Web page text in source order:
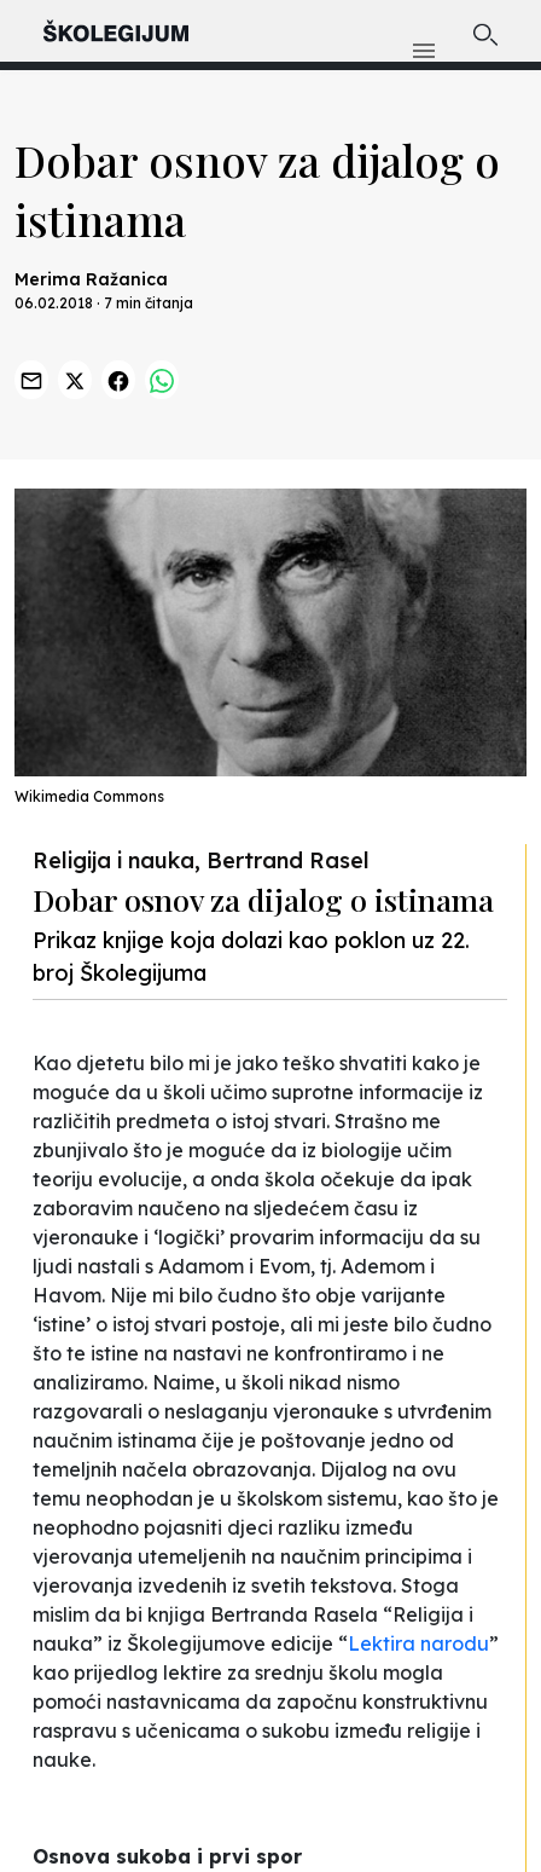
Dobar osnov za dijalog o
istinama
Merima Ražanica
06.02.2018 · 7 min čitanja
Wikimedia Commons
Religija i nauka, Bertrand Rasel
Dobar osnov za dijalog o istinama
Prikaz knjige koja dolazi kao poklon uz 22.
broj Školegijuma
Kao djetetu bilo mi je jako teško shvatiti kako je
moguće da u školi učimo suprotne informacije iz
različitih predmeta o istoj stvari. Strašno me
zbunjivalo što je moguće da iz biologije učim
teoriju evolucije, a onda škola očekuje da ipak
zaboravim naučeno na sljedećem času iz
vjeronauke i ‘logički’ provarim informaciju da su
ljudi nastali s Adamom i Evom, tj. Ademom i
Havom. Nije mi bilo čudno što obje varijante
‘istine’ o istoj stvari postoje, ali mi jeste bilo čudno
što te istine na nastavi ne konfrontiramo i ne
analiziramo. Naime, u školi nikad nismo
razgovarali o neslaganju vjeronauke s utvrđenim
naučnim istinama čije je poštovanje jedno od
temeljnih načela obrazovanja. Dijalog na ovu
temu neophodan je u školskom sistemu, kao što je
neophodno pojasniti djeci razliku između
vjerovanja utemeljenih na naučnim principima i
vjerovanja izvedenih iz svetih tekstova. Stoga
mislim da bi knjiga Bertranda Rasela “Religija i
nauka” iz Školegijumove edicije “Lektira narodu”
kao prijedlog lektire za srednju školu mogla
pomoći nastavnicama da započnu konstruktivnu
raspravu s učenicama o sukobu između religije i
nauke.
Osnova sukoba i prvi spor